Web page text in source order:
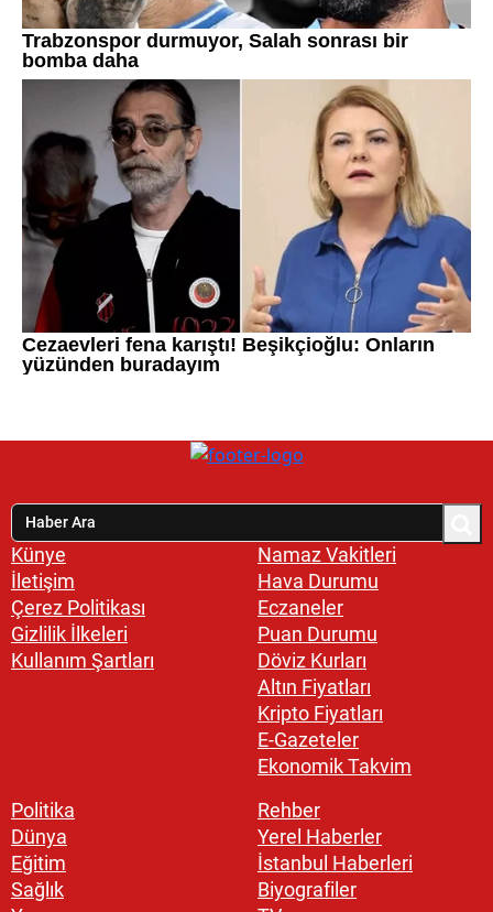
Künye
İletişim
Çerez Politikası
Gizlilik İlkeleri
Kullanım Şartları
Namaz Vakitleri
Hava Durumu
Eczaneler
Puan Durumu
Döviz Kurları
Altın Fiyatları
Kripto Fiyatları
E-Gazeteler
Ekonomik Takvim
Politika
Dünya
Eğitim
Sağlık
Rehber
Yerel Haberler
İstanbul Haberleri
Biyografiler